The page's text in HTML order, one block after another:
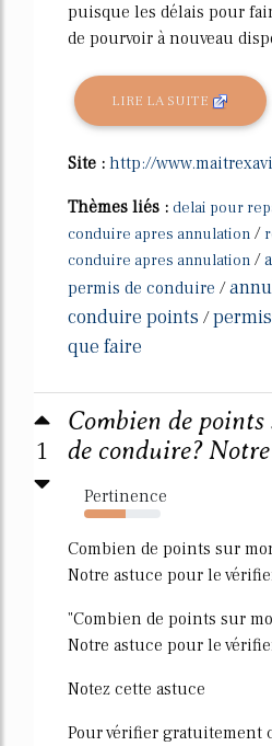
puisque les délais pour
de pourvoir à nouveau
LIRE LA SUITE
Site : http://
Thèmes liés : delai pour
conduire apres annulation /
conduire apres annulation /
permis de conduire /
conduire points /
que faire
1
Combien de
de conduire?
Pertinence
54%
Combien de points sur
Notre astuce pour le
"Combien de points sur
Notre astuce pour le
Notez cette astuce
Pour vérifier gratuitement